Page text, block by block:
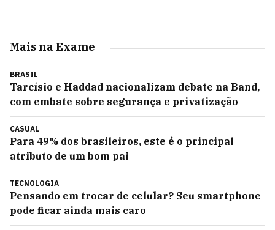
Mais na Exame
BRASIL
Tarcísio e Haddad nacionalizam debate na Band,
com embate sobre segurança e privatização
CASUAL
Para 49% dos brasileiros, este é o principal
atributo de um bom pai
TECNOLOGIA
Pensando em trocar de celular? Seu smartphone
pode ficar ainda mais caro